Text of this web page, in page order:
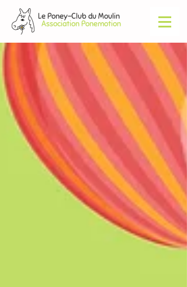
Le Poney-Club du Moulin
Association Ponemotion